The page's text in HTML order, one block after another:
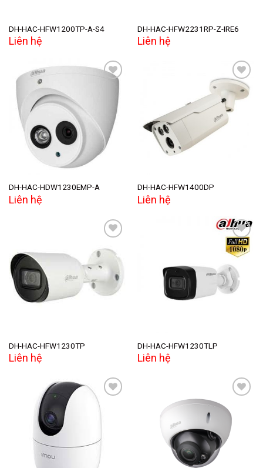
DH-HAC-HFW1200TP-A-S4
Liên hệ
DH-HAC-HFW2231RP-Z-IRE6
Liên hệ
Add to
wishlist
DH-HAC-HDW1230EMP-A
Liên hệ
Add to
wishlist
DH-HAC-HFW1400DP
Liên hệ
Add to
wishlist
DH-HAC-HFW1230TP
Liên hệ
Add to
wishlist
DH-HAC-HFW1230TLP
Liên hệ
Add to
wishlist